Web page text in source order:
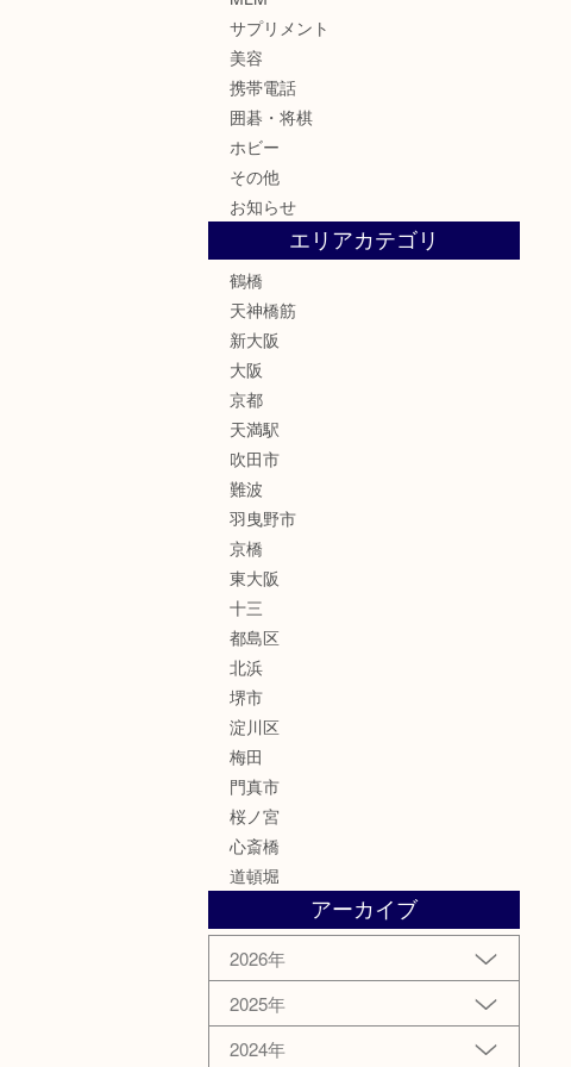
サプリメント
美容
携帯電話
囲碁・将棋
ホビー
その他
お知らせ
エリアカテゴリ
鶴橋
天神橋筋
新大阪
大阪
京都
天満駅
吹田市
難波
羽曳野市
京橋
東大阪
十三
都島区
北浜
堺市
淀川区
梅田
門真市
桜ノ宮
心斎橋
道頓堀
アーカイブ
2026年
2025年
2024年